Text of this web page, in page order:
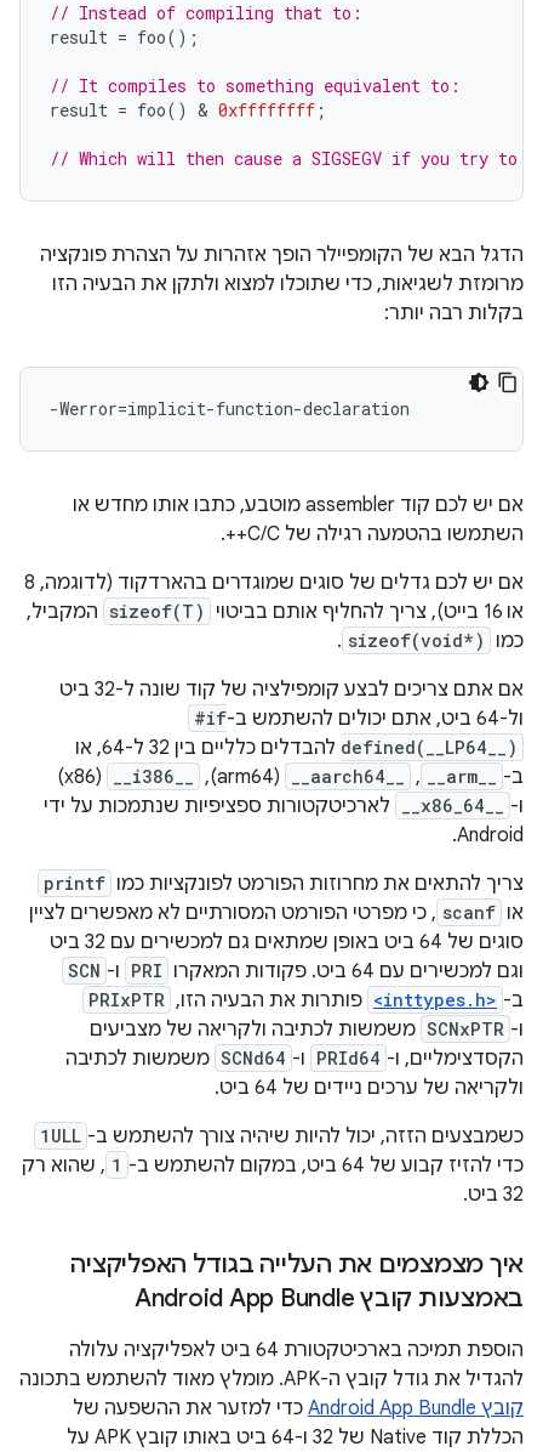
// Instead of compiling that to:
result = foo();
// It compiles to something equivalent to:
result = foo() & 0xffffffff ;
// Which will then cause a SIGSEGV if you try to
הדגל הבא של הקומפיילר הופך אזהרות על הצהרת פונקציה
מרומזת לשגיאות, כדי שתוכלו למצוא ולתקן את הבעיה הזו
בקלות רבה יותר:
אם יש לכם קוד assembler מוטבע, כתבו אותו מחדש או
השתמשו בהטמעה רגילה של C/C++.
אם יש לכם גדלים של סוגים שמוגדרים בהארדקוד (לדוגמה, 8
או 16 בייט), צריך להחליף אותם בביטוי
sizeof(T) המקביל,
כמו
sizeof(void*)
.
אם אתם צריכים לבצע קומפילציה של קוד שונה ל-32 ביט
ול-64 ביט, אתם יכולים להשתמש ב-
#if
defined(__LP64__)
להבדלים כלליים בין 32 ל-64, או
ב-
__arm__
,‏
__aarch64__
(arm64),‏
__i386__
(x86)
ו-
__x86_64__
לארכיטקטורות ספציפיות שנתמכות על ידי
Android.
צריך להתאים את מחרוזות הפורמט לפונקציות כמו printf
או scanf , כי מפרטי הפורמט המסורתיים לא מאפשרים לציין
סוגים של 64 ביט באופן שמתאים גם למכשירים עם 32 ביט
וגם למכשירים עם 64 ביט. פקודות המאקרו
PRI ו- SCN
ב- <inttypes.h> פותרות את הבעיה הזו, PRIxPTR
ו- SCNxPTR משמשות לכתיבה ולקריאה של מצביעים
הקסדצימליים, ו- PRId64 ו- SCNd64 משמשות לכתיבה
ולקריאה של ערכים ניידים של 64 ביט.
כשמבצעים הזזה, יכול להיות שיהיה צורך להשתמש ב- 1ULL
כדי להזיז קבוע של 64 ביט, במקום להשתמש ב- 1 , שהוא רק
32 ביט.
איך מצמצמים את העלייה בגודל האפליקציה
באמצעות קובץ Android App Bundle
הוספת תמיכה בארכיטקטורת 64 ביט לאפליקציה עלולה
להגדיל את גודל קובץ ה-APK. מומלץ מאוד להשתמש בתכונה
קובץ Android App Bundle
כדי למזער את ההשפעה של
הכללת קוד Native של 32 ו-64 ביט באותו קובץ APK על